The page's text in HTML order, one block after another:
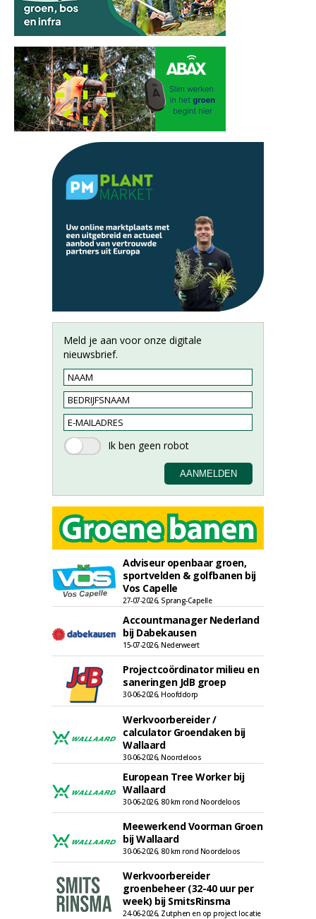
Meld je aan voor onze digitale
nieuwsbrief.
Adviseur openbaar groen,
sportvelden & golfbanen bij
Vos Capelle
27-07-2026, Sprang-Capelle
Accountmanager Nederland
bij Dabekausen
15-07-2026, Nederweert
Projectcoördinator milieu en
saneringen JdB groep
30-06-2026, Hoofddorp
Werkvoorbereider /
calculator Groendaken bij
Wallaard
30-06-2026, Noordeloos
European Tree Worker bij
Wallaard
30-06-2026, 80 km rond Noordeloos
Meewerkend Voorman Groen
bij Wallaard
30-06-2026, 80 km rond Noordeloos
Werkvoorbereider
groenbeheer (32-40 uur per
week) bij SmitsRinsma
24-06-2026, Zutphen en op project locatie